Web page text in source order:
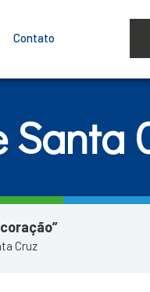
Contato
Cruz